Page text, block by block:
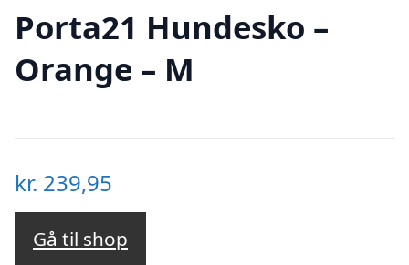
Porta21 Hundesko –
Orange – M
kr. 239,95
Gå til shop